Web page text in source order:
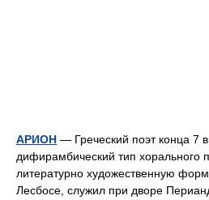
АРИОН — Греческий поэт конца 7
дифирамбический тип хорального
литературно художественную
Лесбосе, служил при дворе